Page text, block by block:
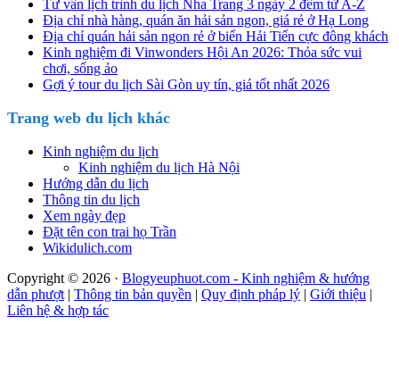
Tư vấn lịch trình du lịch Nha Trang 3 ngày 2 đêm từ A-Z
Địa chỉ nhà hàng, quán ăn hải sản ngon, giá rẻ ở Hạ Long
Địa chỉ quán hải sản ngon rẻ ở biển Hải Tiến cực đông khách
Kinh nghiệm đi Vinwonders Hội An 2026: Thỏa sức vui
chơi, sống ảo
Gợi ý tour du lịch Sài Gòn uy tín, giá tốt nhất 2026
Trang web du lịch khác
Kinh nghiệm du lịch
Kinh nghiệm du lịch Hà Nội
Hướng dẫn du lịch
Thông tin du lịch
Xem ngày đẹp
Đặt tên con trai họ Trần
Wikidulich.com
Copyright © 2026 · Blogyeuphuot.com - Kinh nghiệm & hướng
dẫn phượt| Thông tin bản quyền | Quy định pháp lý | Giới thiệu |
Liên hệ & hợp tác